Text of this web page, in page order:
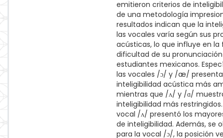
emitieron criterios de
de una metodología
resultados indican que la
las vocales varía según sus
acústicas, lo que influye en la
dificultad de su
estudiantes mexicanos.
las vocales /ɔ/ y /æ/
inteligibilidad acústica más
mientras que /ʌ/ y /ɑ/
inteligibilidad más
vocal /ʌ/ presentó los
de inteligibilidad. Además, se
para la vocal /ɔ/, la posición